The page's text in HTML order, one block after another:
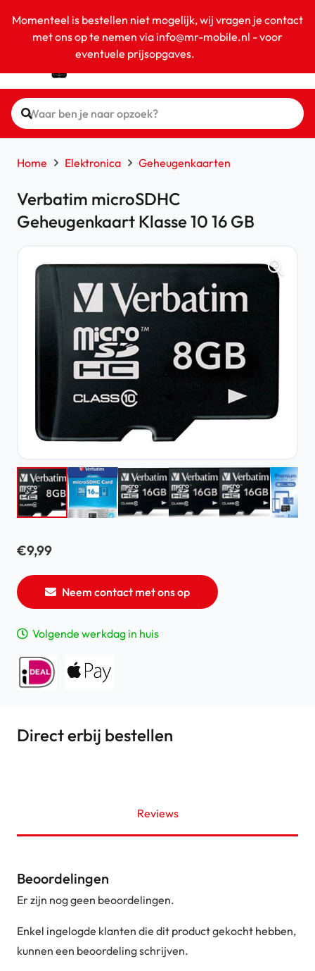
Momenteel is bestellen niet mogelijk, wij vragen je contact
met ons op te nemen via info@mr-mobile.nl - voor
eventuele prijsopgaves.
Home Elektronica Geheugenkaarten
Verbatim microSDHC
Geheugenkaart Klasse 10 16 GB
€9,99
Neem contact met ons op
Volgende werkdag in huis
Direct erbij bestellen
Reviews
Beoordelingen
Er zijn nog geen beoordelingen.
Enkel ingelogde klanten die dit product gekocht hebben,
kunnen een beoordeling schrijven.